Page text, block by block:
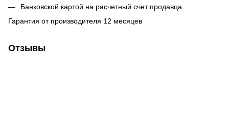
Банковской картой на расчетный счет продавца.
Гарантия от производителя 12 месяцев
Отзывы